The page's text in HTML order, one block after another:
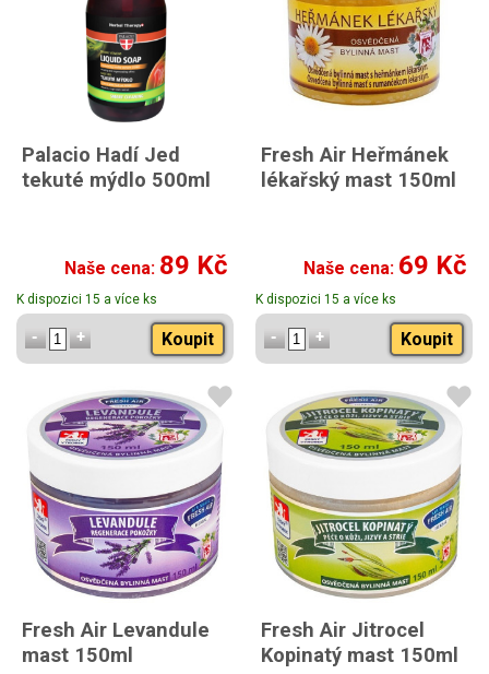
Palacio Hadí Jed
tekuté mýdlo 500ml
Naše cena: 89 Kč
K dispozici 15 a více ks
Koupit
Fresh Air Heřmánek
lékařský mast 150ml
Naše cena: 69 Kč
K dispozici 15 a více ks
Koupit
Fresh Air Levandule
mast 150ml
Fresh Air Jitrocel
Kopinatý mast 150ml